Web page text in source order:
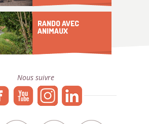
RANDO AVEC
ANIMAUX
Nous suivre